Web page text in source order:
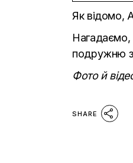
Як відомо,
Нагадаємо,
подружню
Фото й
SHARE